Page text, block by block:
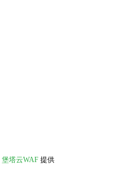
堡塔云WAF 提供